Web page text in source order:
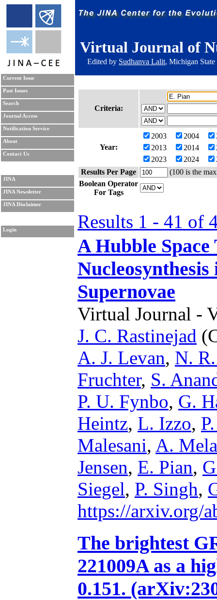
Virtual Journal of
Edited by Sudhanva Lalit, Michigan
Current Issue
Past Issues
Search
Journal Access
Notification Service
About
Contact Us
JINA
JINA Newsletter
JINA Disclaimer
Login
Criteria:
Year:
2003 2004
2013
2014
2023
2024
Results Per Page
(100 is the
Boolean Operator
For Tags
Results 1 - 41 of
A Hubble Space
Supernovae
Virtual Journal -
J. C. Rastinejad
A. J. Levan, N.
Fruchter, S.
P. U. Fynbo, G.
Heintz, L. Izzo,
Malesani, A.
Jensen, E. Pian,
Siegel, P. Singh,
https://arxiv.org/
The brightest
221009A as a
0.151.